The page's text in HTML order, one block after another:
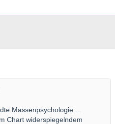
Massenpsychologie ...
Chart widerspiegelndem